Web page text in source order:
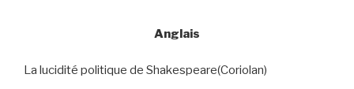
Anglais
La lucidité politique de Shakespeare(Coriolan)